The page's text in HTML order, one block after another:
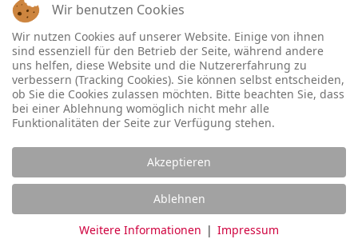
Wir benutzen Cookies
Wir nutzen Cookies auf unserer Website. Einige von ihnen
sind essenziell für den Betrieb der Seite, während andere
uns helfen, diese Website und die Nutzererfahrung zu
verbessern (Tracking Cookies). Sie können selbst entscheiden,
ob Sie die Cookies zulassen möchten. Bitte beachten Sie, dass
bei einer Ablehnung womöglich nicht mehr alle
Funktionalitäten der Seite zur Verfügung stehen.
Akzeptieren
Ablehnen
Weitere Informationen | Impressum